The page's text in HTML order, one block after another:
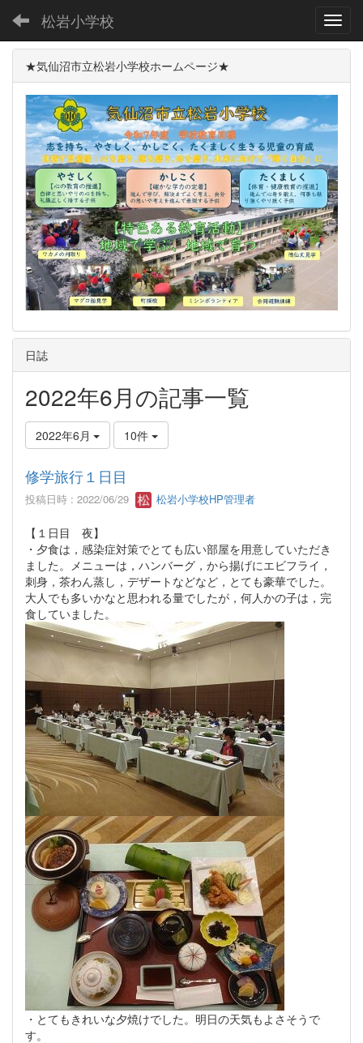
松岩小学校
★気仙沼市立松岩小学校ホームページ★
日誌
2022年6月の記事一覧
2022年6月 10件
修学旅行１日目
投稿日時 : 2022/06/29 松岩小学校HP管理者
【１日目 夜】
・夕食は，感染症対策でとても広い部屋を用意していただき
ました。メニューは，ハンバーグ，から揚げにエビフライ，
刺身，茶わん蒸し，デザートなどなど，とても豪華でした。
大人でも多いかなと思われる量でしたが，何人かの子は，完
食していました。
・とてもきれいな夕焼けでした。明日の天気もよさそうで
す。